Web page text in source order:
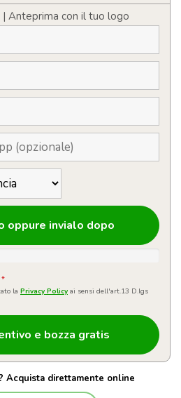
Anteprima con il tuo logo
oppure invialo dopo
*
la Privacy Policy ai sensi dell'art.13 D.lgs
Acquista direttamente online